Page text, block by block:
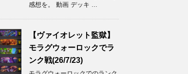
感想を。 動画 デッキ ...
【ヴァイオレット監獄】
モラグウォーロックでラ
ンク戦(26/7/23)